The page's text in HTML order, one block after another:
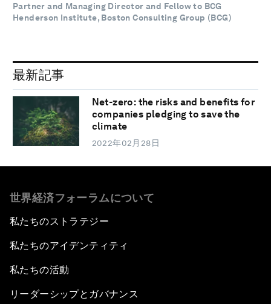
Partner and Managing Director and Fellow to BCG
Henderson Institute, Boston Consulting Group (BCG)
最新記事
Net-zero: the risks and benefits for
companies pledging to save the
climate
2022年02月28日
世界経済フォーラムについて
私たちのストラテジー
私たちのアイデンティティ
私たちの活動
リーダーシップとガバナンス